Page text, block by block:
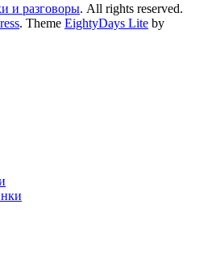
и разговоры. All rights reserved.
. Theme EightyDays Lite by